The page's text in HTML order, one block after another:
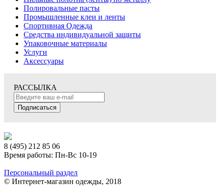
Полировальные пасты
Промышленные клеи и ленты
Спортивная Одежда
Средства индивидуальной защиты
Упаковочные материалы
Услуги
Аксессуары
РАССЫЛКА
Подписаться
8 (495) 212 85 06
Время работы: Пн-Вс 10-19
Персональный раздел
© Интернет-магазин одежды, 2018